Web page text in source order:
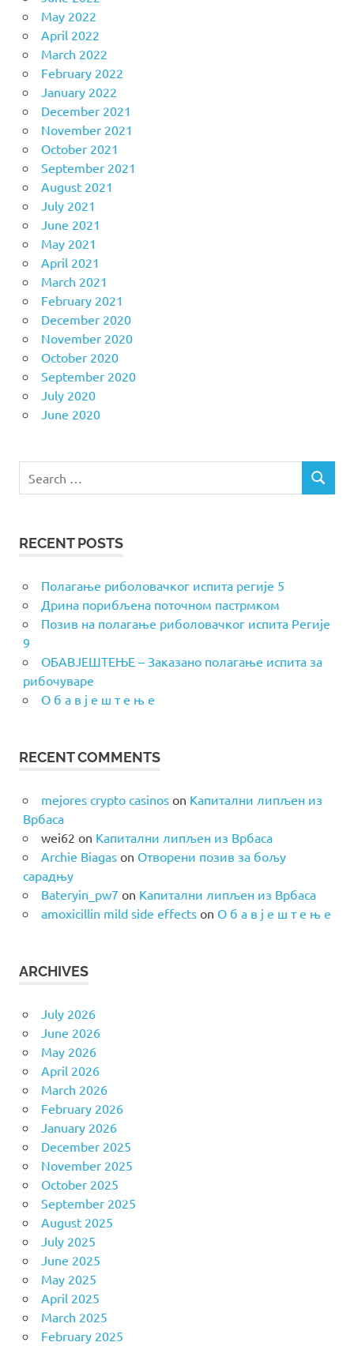
May 2022
April 2022
March 2022
February 2022
January 2022
December 2021
November 2021
October 2021
September 2021
August 2021
July 2021
June 2021
May 2021
April 2021
March 2021
February 2021
December 2020
November 2020
October 2020
September 2020
July 2020
June 2020
for:
SEARCH
RECENT POSTS
Полагање риболовачког испита регије 5
Дрина порибљена поточном пастрмком
Позив на полагање риболовачког испита Регије
9
ОБАВЈЕШТЕЊЕ – Заказано полагање испита за
рибочуваре
О б а в ј е ш т е њ е
RECENT COMMENTS
mejores crypto casinoson Капитални липљен из
Врбаса
wei62 on Капитални липљен из Врбаса
Archie Biagason Отворени позив за бољу
сарадњу
Bateryin_pw7 on Капитални липљен из Врбаса
amoxicillin mild side effectson О б а в ј е ш т е њ е
ARCHIVES
July 2026
June 2026
May 2026
April 2026
March 2026
February 2026
January 2026
December 2025
November 2025
October 2025
September 2025
August 2025
July 2025
June 2025
May 2025
April 2025
March 2025
February 2025